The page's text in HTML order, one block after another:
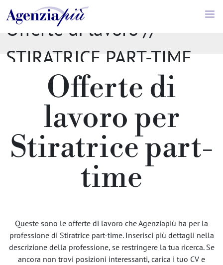
Offerte di lavoro //
STIRATRICE PART-TIME
Offerte di
lavoro per
Stiratrice part-
time
Queste sono le offerte di lavoro che Agenziapiù ha per la
professione di Stiratrice part-time. Inserisci più dettagli nella
descrizione della professione, se restringere la tua ricerca. Se
ancora non trovi posizioni interessanti, carica i tuo CV e